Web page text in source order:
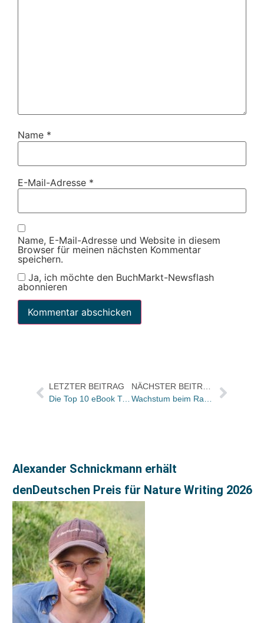
Name *
E-Mail-Adresse *
Name, E-Mail-Adresse und Website in diesem
Browser für meinen nächsten Kommentar
speichern.
Ja, ich möchte den BuchMarkt-Newsflash
abonnieren
LETZTER BEITRAG
Die Top 10 eBook Trend Charts für die KW
Alexander Schnickmann erhält
denDeutschen Preis für Nature Writing 2026